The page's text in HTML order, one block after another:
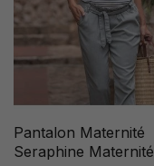
Pantalon Maternité
Seraphine Maternité